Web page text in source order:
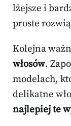
lżejsze i
proste
Kolejna
włosów.
modelach,
delikatne
najlepiej te